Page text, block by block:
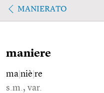
MANIERATO
maniere
ma niè re
s.m., var.